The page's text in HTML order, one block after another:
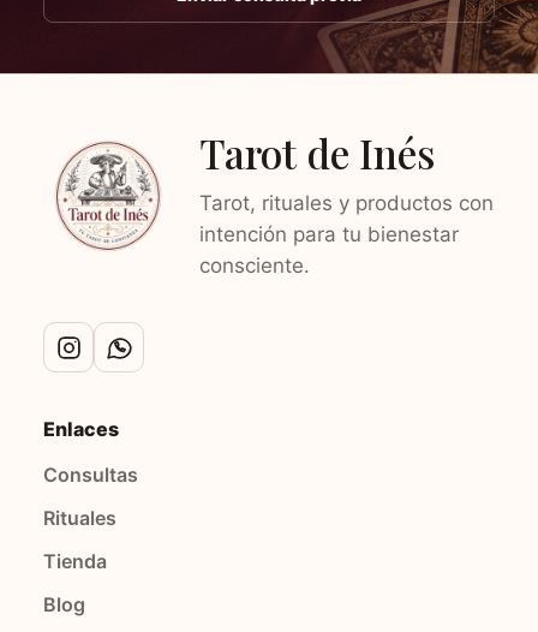
Tarot de Inés
Tarot, rituales y productos con
intención para tu bienestar
consciente.
Enlaces
Consultas
Rituales
Tienda
Blog